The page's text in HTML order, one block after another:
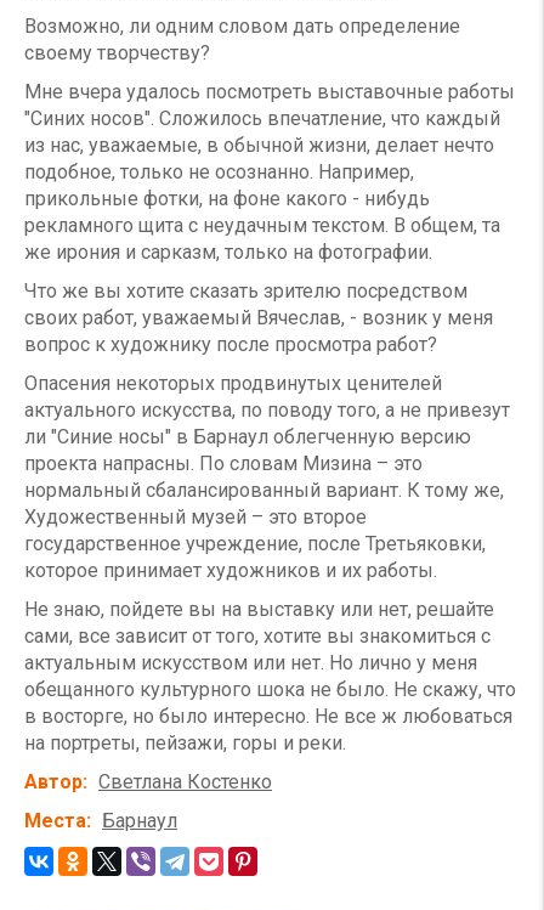
Возможно, ли одним словом дать определение
своему творчеству?
Мне вчера удалось посмотреть выставочные работы
"Синих носов". Сложилось впечатление, что каждый
из нас, уважаемые, в обычной жизни, делает нечто
подобное, только не осознанно. Например,
прикольные фотки, на фоне какого - нибудь
рекламного щита с неудачным текстом. В общем, та
же ирония и сарказм, только на фотографии.
Что же вы хотите сказать зрителю посредством
своих работ, уважаемый Вячеслав, - возник у меня
вопрос к художнику после просмотра работ?
Опасения некоторых продвинутых ценителей
актуального искусства, по поводу того, а не привезут
ли "Синие носы" в Барнаул облегченную версию
проекта напрасны. По словам Мизина – это
нормальный сбалансированный вариант. К тому же,
Художественный музей – это второе
государственное учреждение, после Третьяковки,
которое принимает художников и их работы.
Не знаю, пойдете вы на выставку или нет, решайте
сами, все зависит от того, хотите вы знакомиться с
актуальным искусством или нет. Но лично у меня
обещанного культурного шока не было. Не скажу, что
в восторге, но было интересно. Не все ж любоваться
на портреты, пейзажи, горы и реки.
Автор
Светлана Костенко
Места
Барнаул